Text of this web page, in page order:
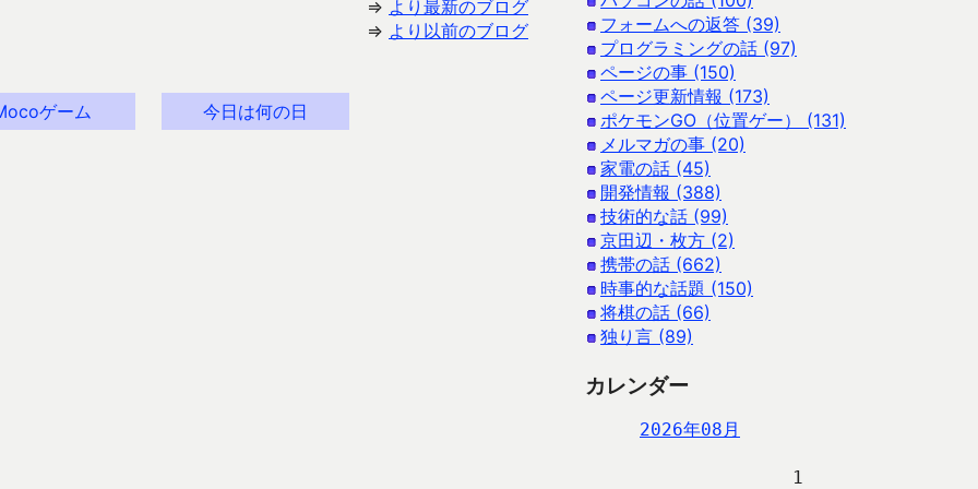
⇒ より最新のブログ
⇒ より以前のブログ
ゲーム 今日は何の日
フォームへの返答 (39)
プログラミングの話 (97)
ページの事 (150)
ページ更新情報 (173)
ポケモンGO（位置ゲー） (131)
メルマガの事 (20)
家電の話 (45)
開発情報 (388)
技術的な話 (99)
京田辺・枚方 (2)
携帯の話 (662)
時事的な話題 (150)
将棋の話 (66)
独り言 (89)
カレンダー
2026年08月
                   1